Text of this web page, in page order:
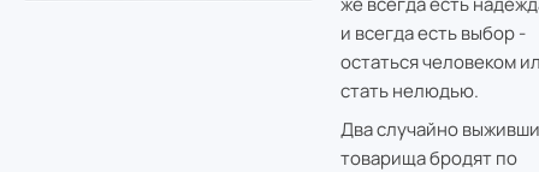
и всегда есть выбор -
остаться человеком
стать нелюдью.
Два случайно
товарища бродят по